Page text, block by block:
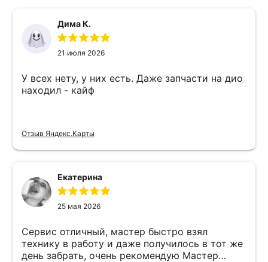
Дима К.
21 июля 2026
У всех нету, у них есть. Даже запчасти на дио
находил - кайф
Отзыв Яндекс.Карты
Екатерина
25 мая 2026
Сервис отличный, мастер быстро взял
технику в работу и даже получилось в тот же
день забрать, очень рекомендую Мастер